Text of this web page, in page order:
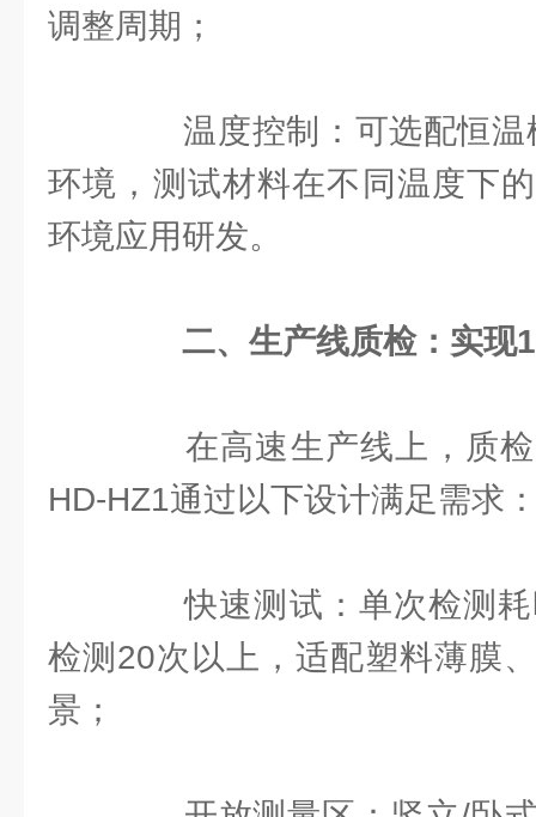
调整周期；
温度控制：可选配恒温
环境，测试材料在不同温度下
环境应用研发。
二、生产线质检：实现
在高速生产线上，质检
HD-HZ1通过以下设计满足需求
快速测试：单次检测耗
检测20次以上，适配塑料薄膜
景；